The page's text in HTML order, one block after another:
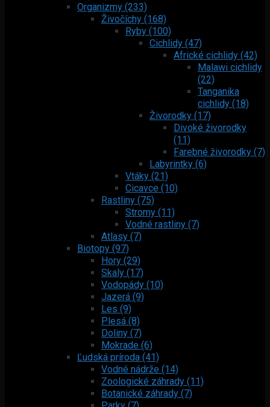
Organizmy (233)
Živočíchy (168)
Ryby (100)
Cichlidy (47)
Africké cichlidy (42)
Malawi cichlidy
(22)
Tanganika
cichlidy (18)
Živorodky (17)
Divoké živorodky
(11)
Farebné živorodky (7)
Labyrintky (6)
Vtáky (21)
Cicavce (10)
Rastliny (75)
Stromy (11)
Vodné rastliny (7)
Atlasy (7)
Biotopy (97)
Hory (29)
Skaly (17)
Vodopády (10)
Jazerá (9)
Les (9)
Plesá (8)
Doliny (7)
Mokrade (6)
Ľudská príroda (41)
Vodné nádrže (14)
Zoologické záhrady (11)
Botanické záhrady (7)